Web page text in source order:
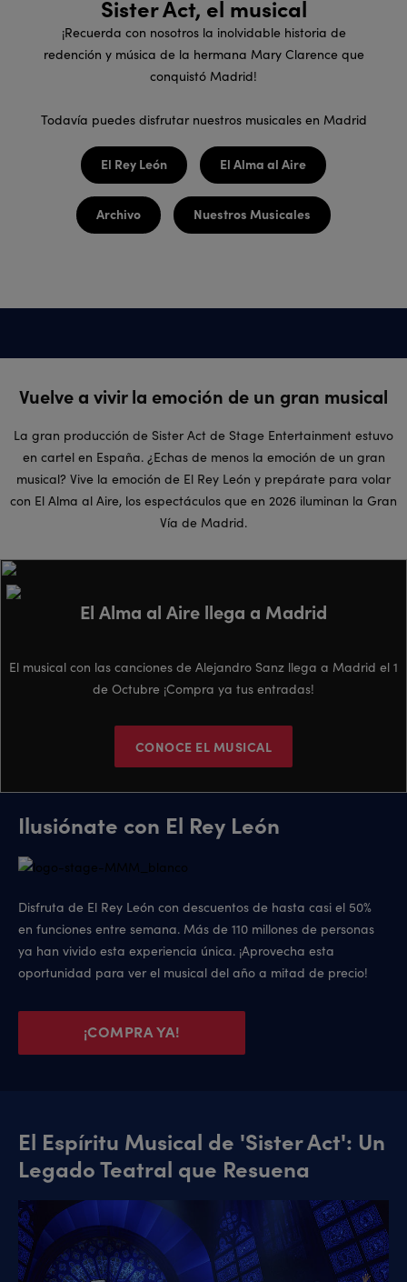
Sister Act, el musical
¡Recuerda con nosotros la inolvidable historia de
redención y música de la hermana Mary Clarence que
conquistó Madrid!
Todavía puedes disfrutar nuestros musicales en Madrid
El Rey León El Alma al Aire
Archivo Nuestros Musicales
Vuelve a vivir la emoción de un gran musical
La gran producción de Sister Act de Stage Entertainment estuvo
en cartel en España. ¿Echas de menos la emoción de un gran
musical? Vive la emoción de El Rey León y prepárate para volar
con El Alma al Aire, los espectáculos que en 2026 iluminan la Gran
Vía de Madrid.
El Alma al Aire llega a Madrid
El musical con las canciones de Alejandro Sanz llega a Madrid el 1
de Octubre ¡Compra ya tus entradas!
CONOCE EL MUSICAL
Disfruta de El Rey León con descuentos de hasta casi el 50%
en funciones entre semana. Más de 110 millones de personas
ya han vivido esta experiencia única. ¡Aprovecha esta
oportunidad para ver el musical del año a mitad de precio!
¡COMPRA YA!
Ilusiónate con El Rey León
El Espíritu Musical de 'Sister Act': Un
Legado Teatral que Resuena